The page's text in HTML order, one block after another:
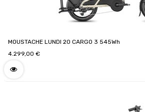
MOUSTACHE LUNDI 20 CARGO 3 545Wh
4.299,00 €